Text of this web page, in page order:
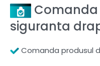
Comanda
siguranta
Comanda produsul